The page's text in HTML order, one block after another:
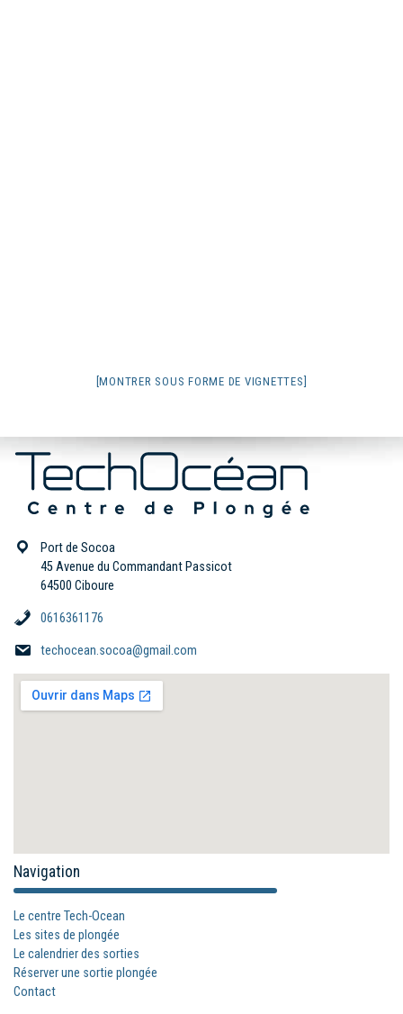
[MONTRER SOUS FORME DE VIGNETTES]
Port de Socoa
45 Avenue du Commandant Passicot
64500 Ciboure
0616361176
techocean.socoa@gmail.com
Navigation
Le centre Tech-Ocean
Les sites de plongée
Le calendrier des sorties
Réserver une sortie plongée
Contact